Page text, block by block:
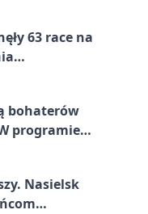
63 race na
bohaterów
programie
Nasielsk